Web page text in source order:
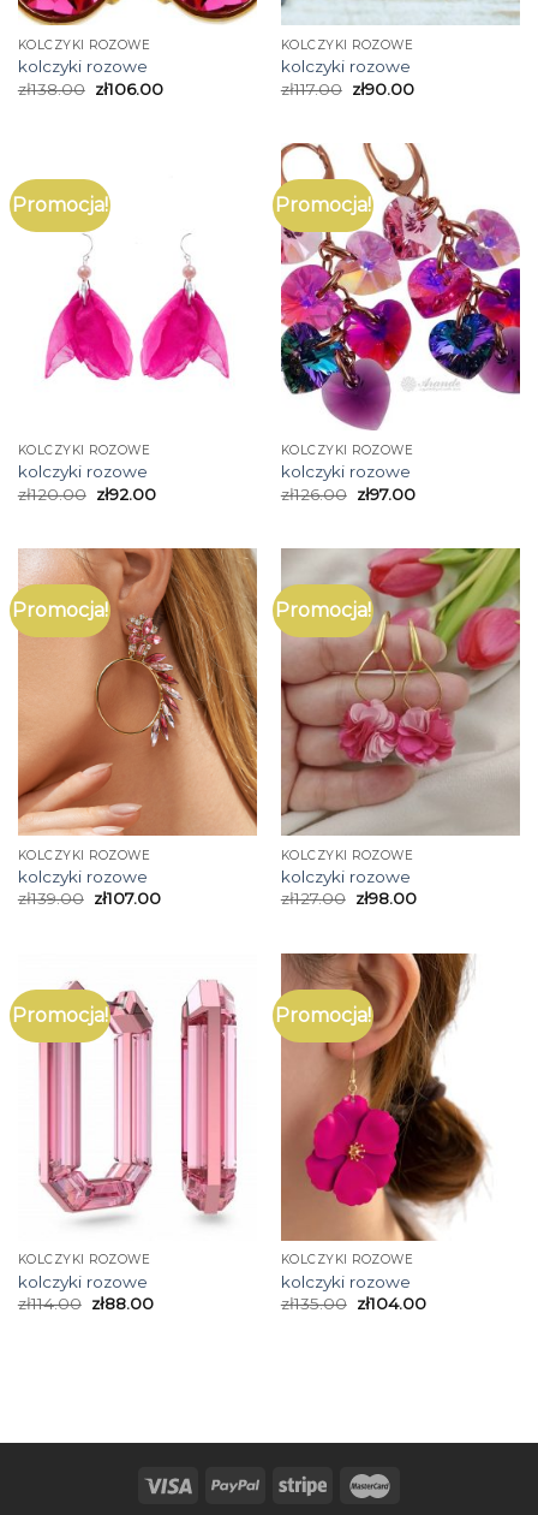
KOLCZYKI ROZOWE
kolczyki rozowe
zł138.00 zł106.00
KOLCZYKI ROZOWE
kolczyki rozowe
zł117.00 zł90.00
Promocja!
KOLCZYKI ROZOWE
kolczyki rozowe
zł120.00 zł92.00
Promocja!
KOLCZYKI ROZOWE
kolczyki rozowe
zł126.00 zł97.00
Promocja!
KOLCZYKI ROZOWE
kolczyki rozowe
zł139.00 zł107.00
Promocja!
KOLCZYKI ROZOWE
kolczyki rozowe
zł127.00 zł98.00
Promocja!
KOLCZYKI ROZOWE
kolczyki rozowe
zł114.00 zł88.00
Promocja!
KOLCZYKI ROZOWE
kolczyki rozowe
zł135.00 zł104.00